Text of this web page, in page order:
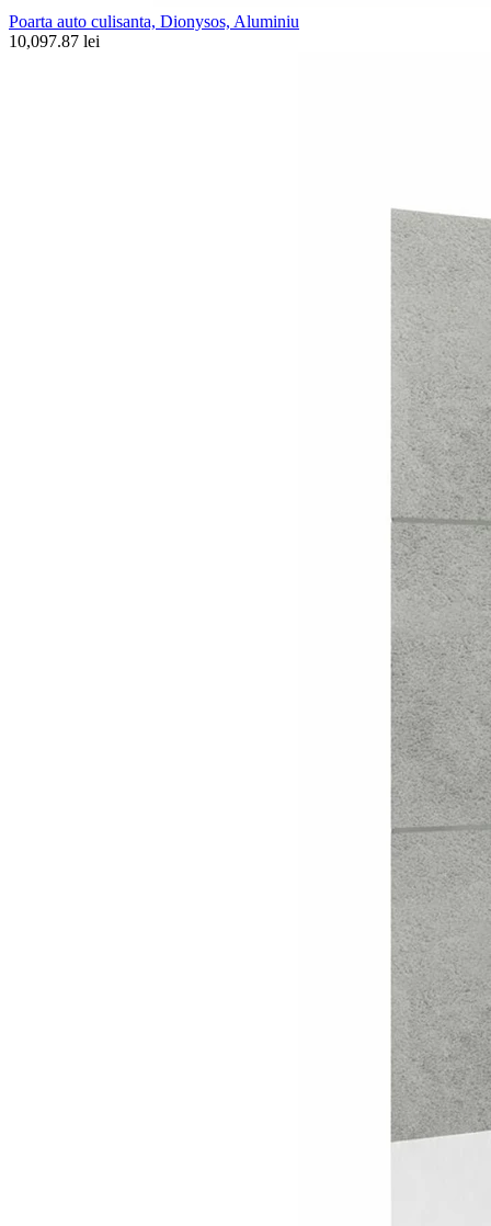
Poarta auto culisanta, Dionysos, Aluminiu
10,097.87 lei